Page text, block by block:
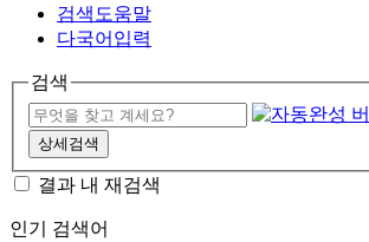
검색도움말
다국어입력
검색
상세검색
결과 내 재검색
인기 검색어